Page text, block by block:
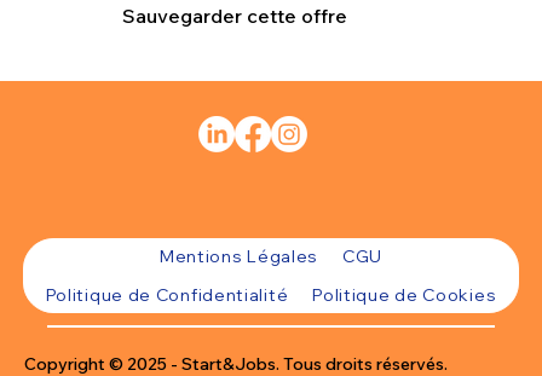
Sauvegarder cette offre
Copyright © 2025 - Start&Jobs. Tous droits réservés.
Mentions Légales
CGU
Politique de Confidentialité
Politique de Cookies